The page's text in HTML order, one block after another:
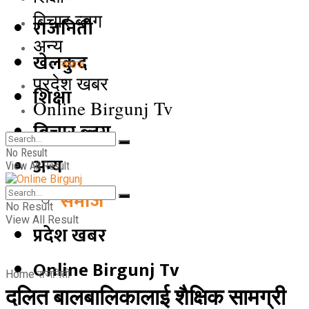
राजनिती
खेलकुद
शिक्षा
बिचार ब्लग
अन्य
समाज
प्रदेश खबर
Online Birgunj Tv
बिचार ब्लग
अन्य
समाज
प्रदेश खबर
Online Birgunj Tv
No Result
View All Result
No Result
View All Result
Home राजनिती
दलित बालबालिकालाई शैक्षिक सामग्री